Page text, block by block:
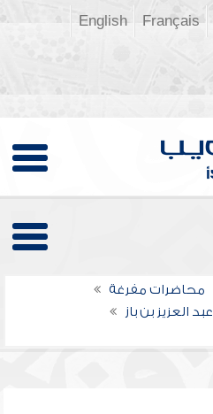
Français
English
محاضرات مفرغة
عبد العزيز بن باز